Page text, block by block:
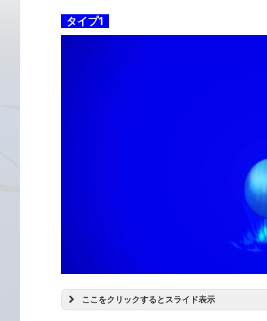
タイプ1
ここをクリックするとスライド表示